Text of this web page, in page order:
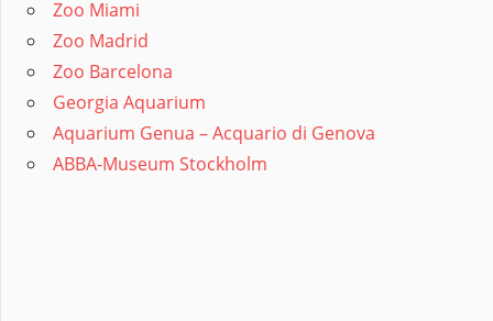
Zoo Miami
Zoo Madrid
Zoo Barcelona
Georgia Aquarium
Aquarium Genua – Acquario di Genova
ABBA-Museum Stockholm